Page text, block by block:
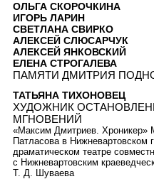
ОЛЬГА СКОРОЧКИНА
ИГОРЬ ЛАРИН
СВЕТЛАНА СВИРКО
АЛЕКСЕЙ СЛЮСАРЧУК
АЛЕКСЕЙ ЯНКОВСКИЙ
ЕЛЕНА СТРОГАЛЕВА
ПАМЯТИ ДМИТРИЯ
ТАТЬЯНА ТИХОНОВЕЦ
ХУДОЖНИК
МГНОВЕНИЙ
«Максим Дмитриев. Хроникер»
Патласова в Нижневартовском
драматическом театре
с Нижневартовским
Т. Д. Шуваева